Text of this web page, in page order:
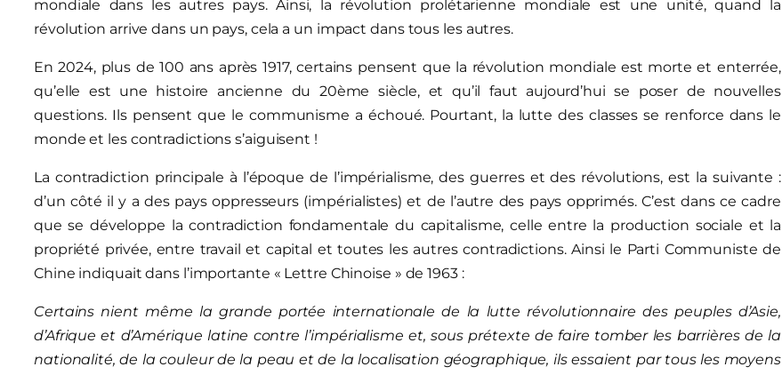
mondiale dans les autres pays. Ainsi, la révolution prolétarienne mondiale est une unité, quand la
révolution arrive dans un pays, cela a un impact dans tous les autres.
En 2024, plus de 100 ans après 1917, certains pensent que la révolution mondiale est morte et enterrée,
qu’elle est une histoire ancienne du 20ème siècle, et qu’il faut aujourd’hui se poser de nouvelles
questions. Ils pensent que le communisme a échoué. Pourtant, la lutte des classes se renforce dans le
monde et les contradictions s’aiguisent !
La contradiction principale à l’époque de l’impérialisme, des guerres et des révolutions, est la suivante :
d’un côté il y a des pays oppresseurs (impérialistes) et de l’autre des pays opprimés. C’est dans ce cadre
que se développe la contradiction fondamentale du capitalisme, celle entre la production sociale et la
propriété privée, entre travail et capital et toutes les autres contradictions. Ainsi le Parti Communiste de
Chine indiquait dans l’importante « Lettre Chinoise » de 1963 :
Certains nient même la grande portée internationale de la lutte révolutionnaire des peuples d’Asie,
d’Afrique et d’Amérique latine contre l’impérialisme et, sous prétexte de faire tomber les barrières de la
nationalité, de la couleur de la peau et de la localisation géographique, ils essaient par tous les moyens